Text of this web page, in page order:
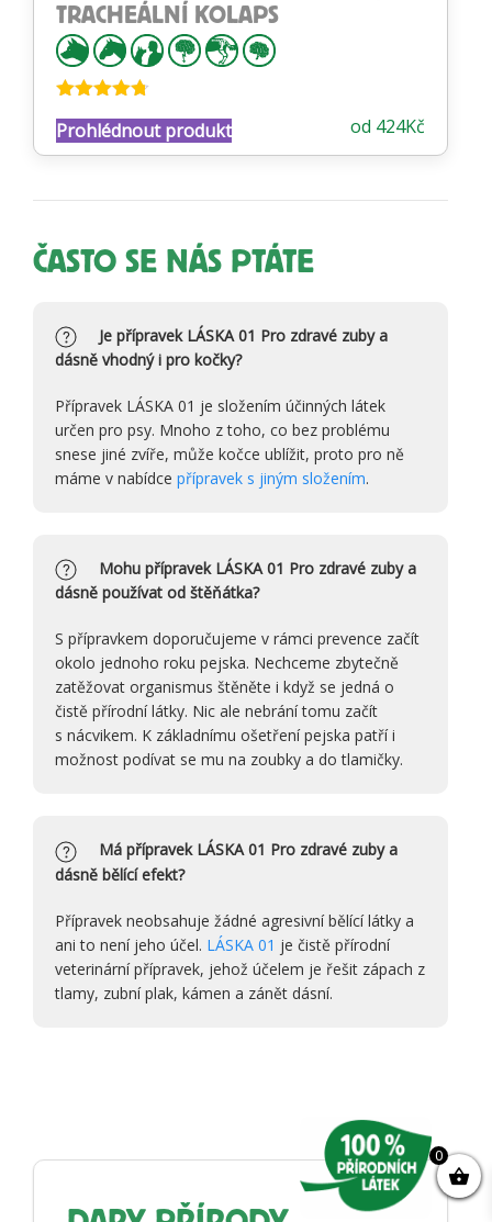
TRACHEÁLNÍ KOLAPS
4.68z 5 od 424Kč
Prohlédnout produkt
ČASTO SE NÁS PTÁTE
Je přípravek LÁSKA 01 Pro zdravé zuby a
dásně vhodný i pro kočky?
Přípravek LÁSKA 01 je složením účinných látek
určen pro psy. Mnoho z toho, co bez problému
snese jiné zvíře, může kočce ublížit, proto pro ně
máme v nabídce přípravek s jiným složením.
Mohu přípravek LÁSKA 01 Pro zdravé zuby a
dásně používat od štěňátka?
S přípravkem doporučujeme v rámci prevence začít
okolo jednoho roku pejska. Nechceme zbytečně
zatěžovat organismus štěněte i když se jedná o
čistě přírodní látky. Nic ale nebrání tomu začít
s nácvikem. K základnímu ošetření pejska patří i
možnost podívat se mu na zoubky a do tlamičky.
Má přípravek LÁSKA 01 Pro zdravé zuby a
dásně bělící efekt?
Přípravek neobsahuje žádné agresivní bělící látky a
ani to není jeho účel. LÁSKA 01 je čistě přírodní
veterinární přípravek, jehož účelem je řešit zápach z
tlamy, zubní plak, kámen a zánět dásní.
0